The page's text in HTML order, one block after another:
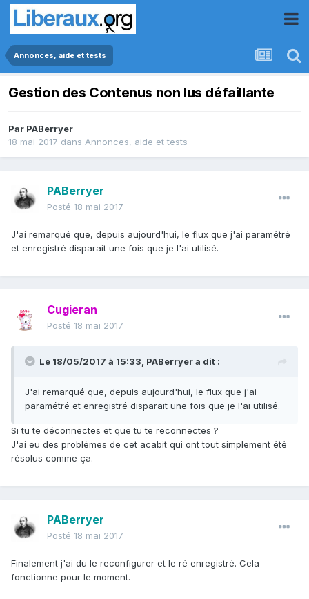
Annonces, aide et tests
Gestion des Contenus non lus défaillante
Par PABerryer
18 mai 2017 dans Annonces, aide et tests
PABerryer
Posté 18 mai 2017
J'ai remarqué que, depuis aujourd'hui, le flux que j'ai paramétré
et enregistré disparait une fois que je l'ai utilisé.
Cugieran
Posté 18 mai 2017
Le 18/05/2017 à 15:33, PABerryera dit :
J'ai remarqué que, depuis aujourd'hui, le flux que j'ai
paramétré et enregistré disparait une fois que je l'ai utilisé.
Si tu te déconnectes et que tu te reconnectes ?
J'ai eu des problèmes de cet acabit qui ont tout simplement été
résolus comme ça.
PABerryer
Posté 18 mai 2017
Finalement j'ai du le reconfigurer et le ré enregistré. Cela
fonctionne pour le moment.